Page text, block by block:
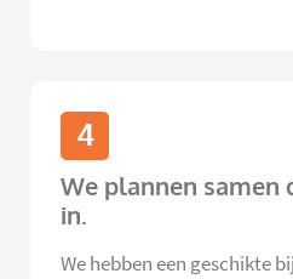
4
We plannen samen
in.
We hebben een geschikte